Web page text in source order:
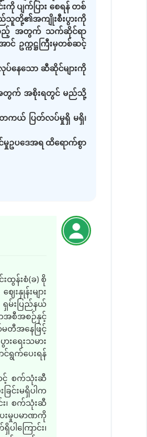
ကို ပျက်ပြား စေရန် တစ်
ည်သူတို့၏အကျိုးစီးပွားကို
ဖြစ်သည့် အတွက် သက်ဆိုင်ရာ
ာင် ဥက္ကဋ္ဌကြီးမှတစ်ဆင့်
လုပ်နေသော ဆီဆိုင်များကို
န်အတွက် အစိုးရတွင် မည်သို့
တကယ် ပြတ်လပ်မှုရှိ မရှိ၊
မှုဥပဒေအရ ထိရောက်စွာ
န်းစံ(ခ) စို
းနှုန်းများ
မ်းပြည်နယ်
အစီအစဉ်နှင့်
မတီအနေဖြင့်
းရေးသမား
ရွက်ပေးရန်
ာင့် စက်သုံးဆီ
ြင်းမရှိပါက
း၊ စက်သုံးဆီ
ေးမှုပမာဏကို
ါကြောင်း၊